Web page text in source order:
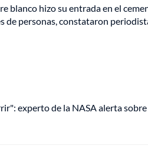
blanco hizo su entrada en el
de personas, constataron
experto de la NASA alerta